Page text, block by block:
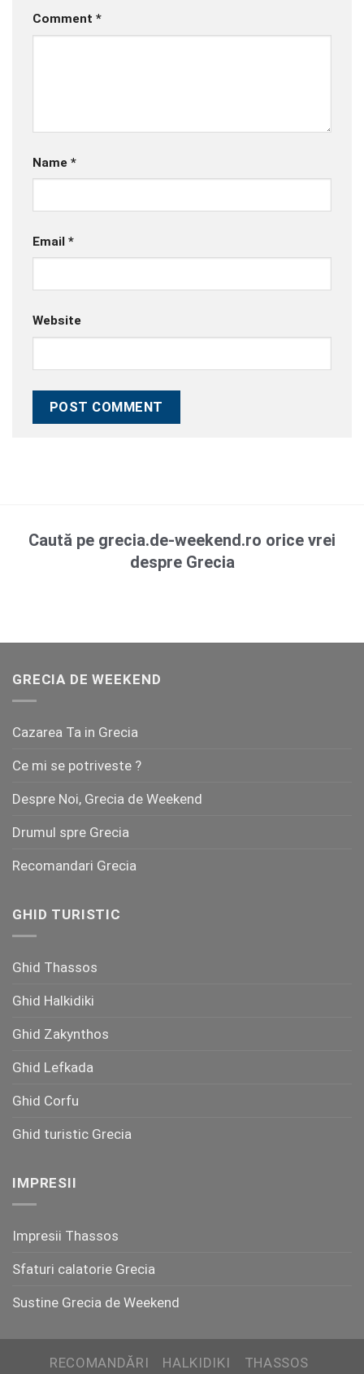
Comment *
Name *
Email *
Website
Caută pe grecia.de-weekend.ro orice vrei
despre Grecia
GRECIA DE WEEKEND
Cazarea Ta in Grecia
Ce mi se potriveste ?
Despre Noi, Grecia de Weekend
Drumul spre Grecia
Recomandari Grecia
GHID TURISTIC
Ghid Thassos
Ghid Halkidiki
Ghid Zakynthos
Ghid Lefkada
Ghid Corfu
Ghid turistic Grecia
IMPRESII
Impresii Thassos
Sfaturi calatorie Grecia
Sustine Grecia de Weekend
RECOMANDĂRI HALKIDIKI THASSOS